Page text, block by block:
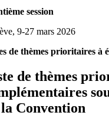
session
9-27 mars 2026
de thèmes prioritaires à
de thèmes
Convention